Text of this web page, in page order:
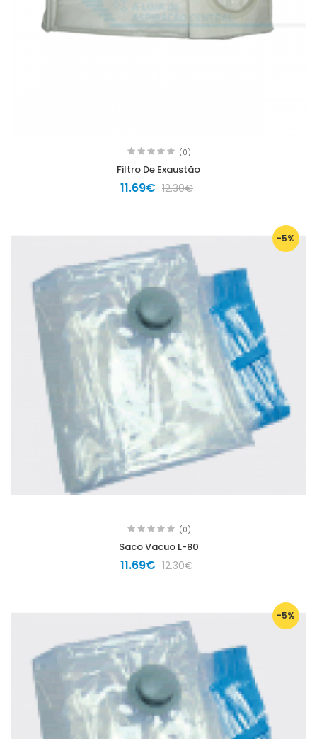
(0)
Filtro De Exaustão
11.69€ 12.30€
-5%
(0)
Saco Vacuo L-80
11.69€ 12.30€
-5%